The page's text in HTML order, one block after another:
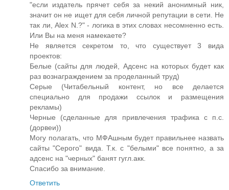
"если издатель прячет себя за некий анонимный ник,
значит он не ищет для себя личной репутации в сети. Не
так ли, Alex N.?" - логика в этих словах несомненно есть.
Или Вы на меня намекаете?
Не является секретом то, что существует 3 вида
проектов:
Белые (сайты для людей, Адсенс на которых будет как
раз вознаграждением за проделанный труд)
Серые (Читабельный контент, но все делается
специально для продажи ссылок и размещения
рекламы)
Черные (сделанные для привлечения трафика с п.с.
(дорвеи))
Могу полагать, что МФАшным будет правильнее назвать
сайты "Серого" вида. Т.к. с "белыми" все понятно, а за
адсенс на "черных" банят гугл.акк.
Спасибо за внимание.
Ответить